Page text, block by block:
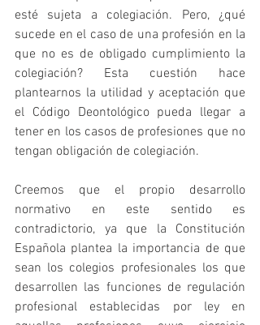
esté sujeta a colegiación. Pero, ¿qué
sucede en el caso de una profesión en la
que no es de obligado cumplimiento la
colegiación? Esta cuestión hace
plantearnos la utilidad y aceptación que
el Código Deontológico pueda llegar a
tener en los casos de profesiones que no
tengan obligación de colegiación.
Creemos que el propio desarrollo
normativo en este sentido es
contradictorio, ya que la Constitución
Española plantea la importancia de que
sean los colegios profesionales los que
desarrollen las funciones de regulación
profesional establecidas por ley en